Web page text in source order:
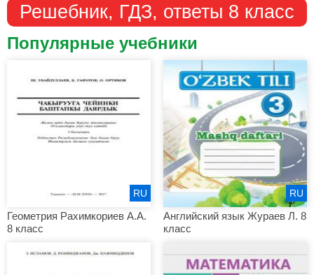
Решебник, ГДЗ, ответы 8 класс
Популярные учебники
Геометрия Рахимкориев А.А.
8 класс
RU
Английский язык Жураев Л. 8
класс
RU